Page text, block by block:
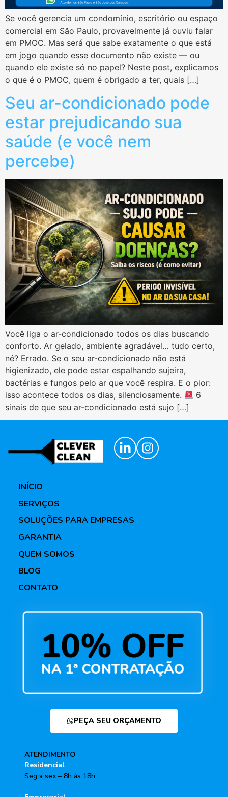
Se você gerencia um condomínio, escritório ou espaço
comercial em São Paulo, provavelmente já ouviu falar
em PMOC. Mas será que sabe exatamente o que está
em jogo quando esse documento não existe — ou
quando ele existe só no papel? Neste post, explicamos
o que é o PMOC, quem é obrigado a ter, quais […]
Seu ar-condicionado pode
estar prejudicando sua
saúde (e você nem
percebe)
Você liga o ar-condicionado todos os dias buscando
conforto. Ar gelado, ambiente agradável… tudo certo,
né? Errado. Se o seu ar-condicionado não está
higienizado, ele pode estar espalhando sujeira,
bactérias e fungos pelo ar que você respira. E o pior:
isso acontece todos os dias, silenciosamente.
6
sinais de que seu ar-condicionado está sujo […]
INÍCIO
SERVIÇOS
SOLUÇÕES PARA EMPRESAS
GARANTIA
QUEM SOMOS
BLOG
CONTATO
PEÇA SEU ORÇAMENTO
ATENDIMENTO
Residencial
Seg a sex – 8h às 18h